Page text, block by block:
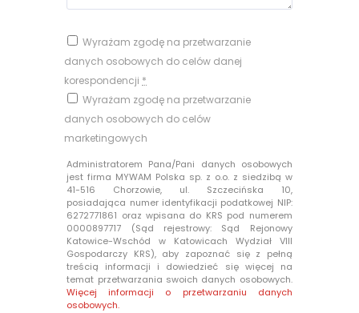
Wyrażam zgodę na przetwarzanie
danych osobowych do celów danej
korespondencji *
Wyrażam zgodę na przetwarzanie
danych osobowych do celów
marketingowych
Administratorem Pana/Pani danych osobowych
jest firma MYWAM Polska sp. z o.o. z siedzibą w
41-516 Chorzowie, ul. Szczecińska 10,
posiadająca numer identyfikacji podatkowej NIP:
6272771861 oraz wpisana do KRS pod numerem
0000897717 (Sąd rejestrowy: Sąd Rejonowy
Katowice-Wschód w Katowicach Wydział VIII
Gospodarczy KRS), aby zapoznać się z pełną
treścią informacji i dowiedzieć się więcej na
temat przetwarzania swoich danych osobowych.
Więcej informacji o przetwarzaniu danych
osobowych.